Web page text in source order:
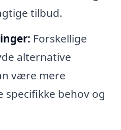
tilbud.
Forskellige
alternative
være mere
specifikke behov og